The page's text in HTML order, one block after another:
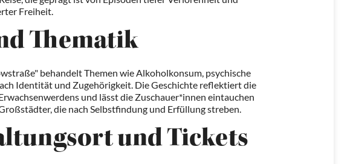
Freiheit.
Thematik
behandelt Themen wie Alkoholkonsum, psychische
Identität und Zugehörigkeit. Die Geschichte reflektiert die
und lässt die Zuschauer*innen eintauchen
die nach Selbstfindung und Erfüllung streben.
und Tickets